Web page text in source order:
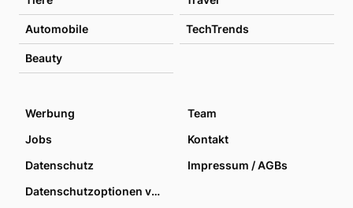
Automobile TechTrends
Beauty
Werbung
Team
Jobs
Kontakt
Datenschutz
Impressum / AGBs
Datenschutzoptionen verwalten